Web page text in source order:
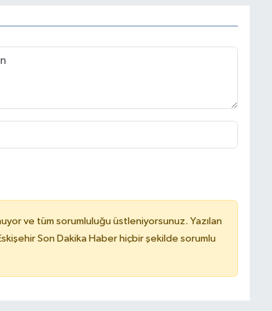
ve tüm sorumluluğu üstleniyorsunuz. Yazılan
Son Dakika Haber hiçbir şekilde sorumlu